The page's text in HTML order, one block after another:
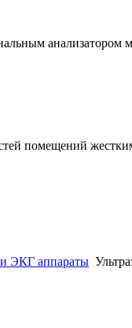
анализатором
помещений
ЭКГ аппараты